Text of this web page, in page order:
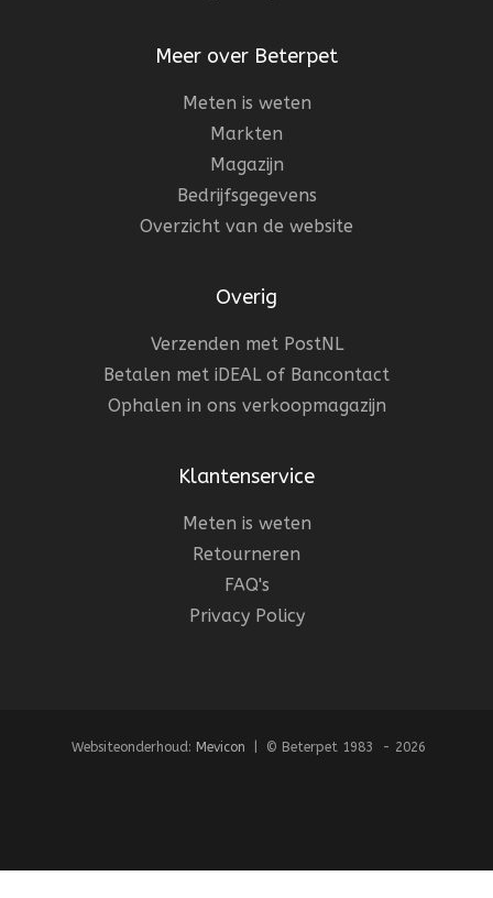
Meer over Beterpet
Meten is weten
Markten
Magazijn
Bedrijfsgegevens
Overzicht van de website
Overig
Verzenden met PostNL
Betalen met iDEAL of Bancontact
Ophalen in ons verkoopmagazijn
Klantenservice
Meten is weten
Retourneren
FAQ's
Privacy Policy
Websiteonderhoud: Mevicon | © Beterpet 1983 - 2026